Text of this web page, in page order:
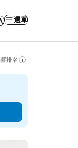
選單
排名